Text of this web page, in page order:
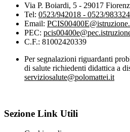
Via P. Boiardi, 5 - 29017
Tel: 0523/942018 - 0523/983324
Email:
PEC:
C.F.: 81002420339
Per segnalazioni riguardanti
di salute richiedenti didattica a
serviziosalute@polomattei.it
Sezione Link Utili